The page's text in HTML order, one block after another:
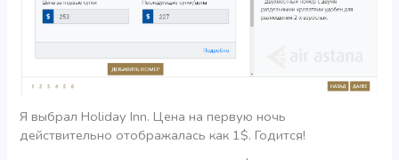
Я выбрал Holiday Inn. Цена на первую ночь
действительно отображалась как 1$. Годится!